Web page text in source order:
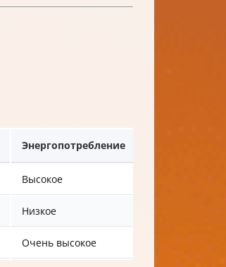
Энергопотребление
Высокое
Низкое
Очень высокое